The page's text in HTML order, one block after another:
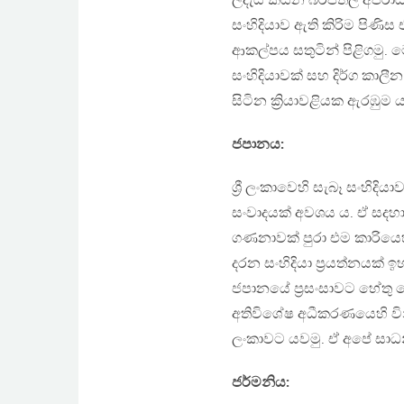
සංහිදියාව ඇති කිරිම පිණිස
ආකල්පය සතුටින් පිළිගමු.
සංහිදියාවක් සහ දිර්ග
සිටින ක්‍රියාවළියක ඇරඹුම
ජපානය:
ශ්‍රී ලංකාවෙහි සැබෑ
සංවාදයක් අවශය ය. ඒ
ගණනාවක් පුරා එම
දරන සංහිදියා ප්‍රයත්නයක්
ජපානයේ ප්‍රසංසාවට
අතිවිශේෂ අධීකරණයෙහි
ලංකාවට යවමු. ඒ අපේ
ජර්මනිය: